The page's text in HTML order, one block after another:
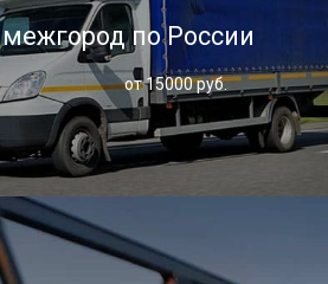
по России
от 15000 руб.